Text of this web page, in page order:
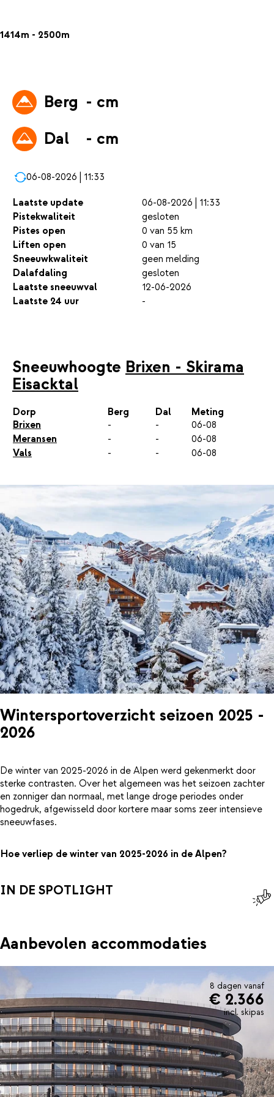
1414m - 2500m
Berg - cm
Dal
- cm
06-08-2026 | 11:33
Laatste update
06-08-2026 | 11:33
Pistekwaliteit
gesloten
Pistes open
0 van 55 km
Liften open
0 van 15
Sneeuwkwaliteit
geen melding
Dalafdaling
gesloten
Laatste sneeuwval
12-06-2026
Laatste 24 uur
-
Sneeuwhoogte Brixen - Skirama
Eisacktal
Dorp Berg Dal
Meting
Brixen
- -
06-08
Meransen
- -
06-08
Vals
- - 06-08
Wintersportoverzicht seizoen 2025 -
2026
De winter van 2025-2026 in de Alpen werd gekenmerkt door
sterke contrasten. Over het algemeen was het seizoen zachter
en zonniger dan normaal, met lange droge periodes onder
hogedruk, afgewisseld door kortere maar soms zeer intensieve
sneeuwfases.
Hoe verliep de winter van 2025-2026 in de Alpen?
IN DE SPOTLIGHT
Aanbevolen accommodaties
8 dagen vanaf
€ 2.366
incl. skipas